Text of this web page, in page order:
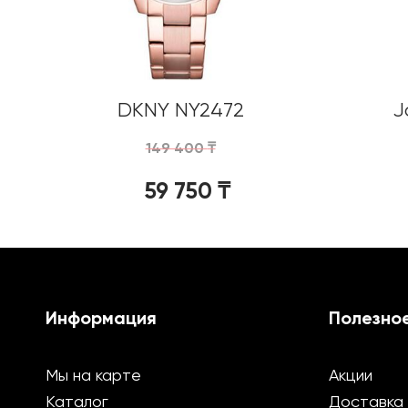
DKNY NY2472
149 400₸
59 750₸
Информация
Мы на карте
Каталог
Акции
Доставка